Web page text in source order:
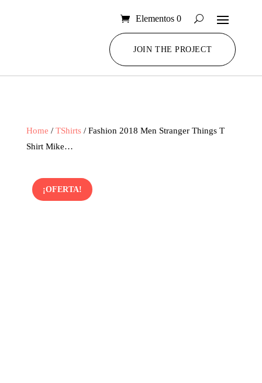
Elementos 0
JOIN THE PROJECT
Home / TShirts/ Fashion 2018 Men Stranger Things T
Shirt Mike…
¡OFERTA!